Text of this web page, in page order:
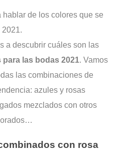
hablar de los colores que se
2021.
a descubrir cuáles son las
las bodas 2021. Vamos
las combinaciones de
azules y rosas
mezclados con otros
con rosa